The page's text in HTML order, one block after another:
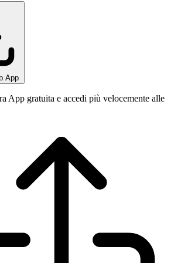
App
App gratuita e accedi più velocemente alle